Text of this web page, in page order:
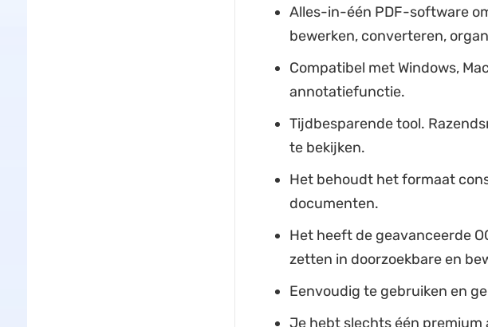
Alles-in-één PDF-software
bewerken, converteren,
Compatibel met Windows,
annotatiefunctie.
Tijdbesparende tool.
te bekijken.
Het behoudt het formaat
documenten.
Het heeft de geavanceerde
zetten in doorzoekbare en
Eenvoudig te gebruiken en
Je hebt slechts één